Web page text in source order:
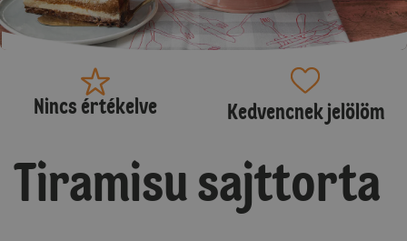
Nincs értékelve Kedvencnek jelölöm
Tiramisu sajttorta